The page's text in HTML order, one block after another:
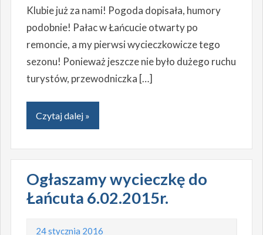
Klubie już za nami! Pogoda dopisała, humory
podobnie! Pałac w Łańcucie otwarty po
remoncie, a my pierwsi wycieczkowicze tego
sezonu! Ponieważ jeszcze nie było dużego ruchu
turystów, przewodniczka […]
Czytaj dalej »
Ogłaszamy wycieczkę do
Łańcuta 6.02.2015r.
24 stycznia 2016